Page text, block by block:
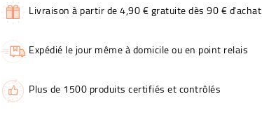
Livraison à partir de 4,90 € gratuite dès 90 € d'achat
Expédié le jour même à domicile ou en point relais
Plus de 1500 produits certifiés et contrôlés